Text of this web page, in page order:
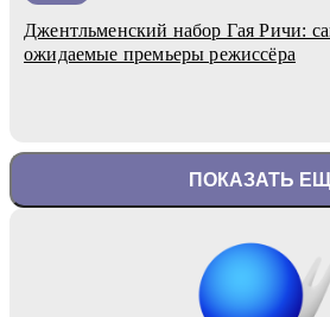
Джентльменский набор Гая Ричи:
ожидаемые премьеры режиссёра
ПОКАЗАТЬ